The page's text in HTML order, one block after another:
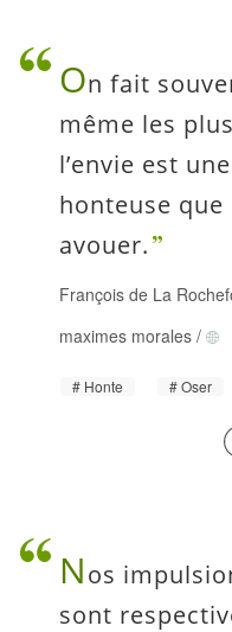
On fait
même les
l’envie est
honteuse que
avouer.
François de La
maximes morales /
Honte Oser
Nos
sont